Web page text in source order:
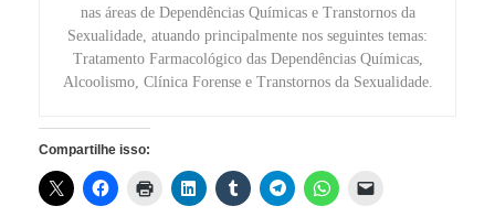
nas áreas de Dependências Químicas e Transtornos da
Sexualidade, atuando principalmente nos seguintes temas:
Tratamento Farmacológico das Dependências Químicas,
Alcoolismo, Clínica Forense e Transtornos da Sexualidade.
Compartilhe isso: